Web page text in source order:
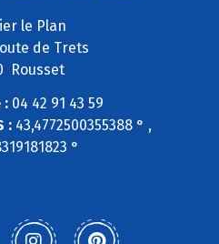
le Plan
de Trets
Rousset
: 04 42 91 43 59
: 43,4772500355388 ° ,
°